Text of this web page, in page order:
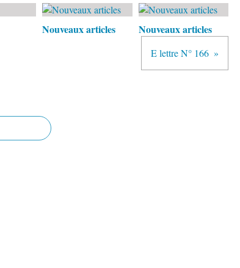
Nouveaux articles Nouveaux articles
E lettre N° 166